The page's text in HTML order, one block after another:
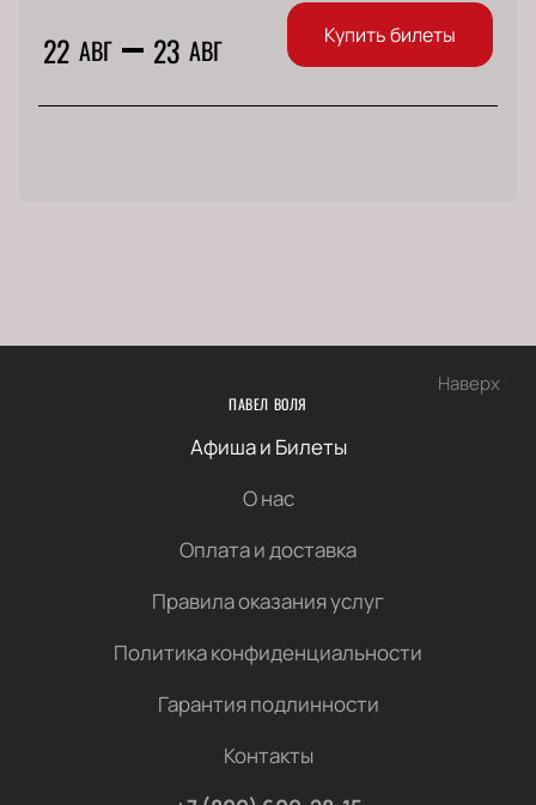
22 АВГ 23 АВГ Купить билеты
Наверх
ПАВЕЛ ВОЛЯ
Афиша и Билеты
О нас
Оплата и доставка
Правила оказания услуг
Политика конфиденциальности
Гарантия подлинности
Контакты